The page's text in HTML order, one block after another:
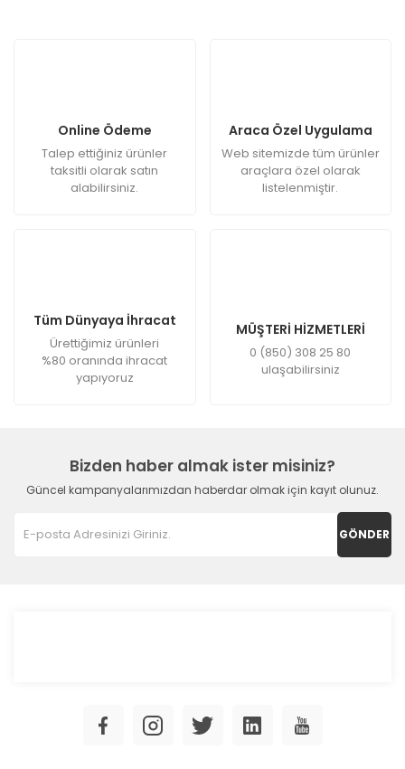
Online Ödeme
Talep ettiğiniz ürünler
taksitli olarak satın
alabilirsiniz.
Araca Özel Uygulama
Web sitemizde tüm ürünler
araçlara özel olarak
listelenmiştir.
Tüm Dünyaya İhracat
Ürettiğimiz ürünleri
%80 oranında ihracat
yapıyoruz
MÜŞTERİ HİZMETLERİ
0 (850) 308 25 80
ulaşabilirsiniz
Bizden haber almak ister misiniz?
Güncel kampanyalarımızdan haberdar olmak için kayıt olunuz.
GÖNDER